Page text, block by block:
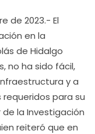
de 2023.- El
en la
de Hidalgo
no ha sido fácil,
y a
para su
la Investigación
reiteró que en